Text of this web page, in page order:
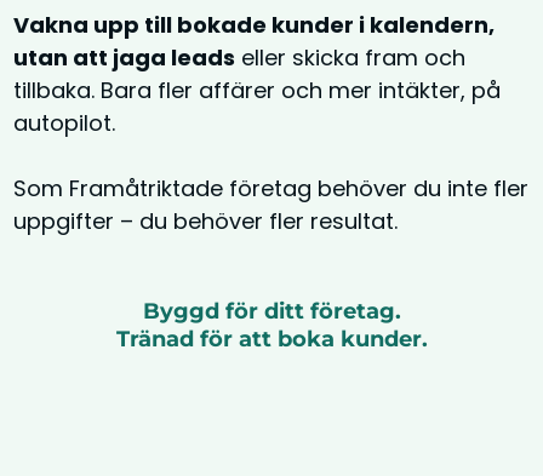
Vakna upp till bokade kunder i kalendern,
utan att jaga leads eller skicka fram och
tillbaka. Bara fler affärer och mer intäkter, på
autopilot.
Som Framåtriktade företag behöver du inte fler
uppgifter – du behöver fler resultat.
Byggd för ditt företag.
Tränad för att boka kunder.